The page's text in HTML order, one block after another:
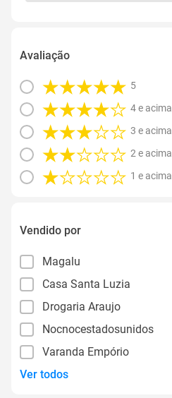
Avaliação
5
4 e acima
3 e acima
2 e acima
1 e acima
Vendido por
Magalu
Casa Santa Luzia
Drogaria Araujo
Nocnocestadosunidos
Varanda Empório
Ver todos